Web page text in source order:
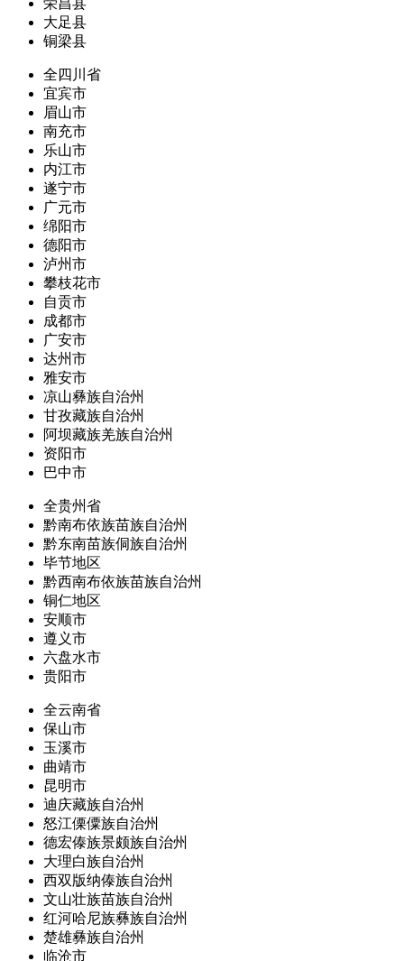
荣昌县
大足县
铜梁县
全四川省
宜宾市
眉山市
南充市
乐山市
内江市
遂宁市
广元市
绵阳市
德阳市
泸州市
攀枝花市
自贡市
成都市
广安市
达州市
雅安市
凉山彝族自治州
甘孜藏族自治州
阿坝藏族羌族自治州
资阳市
巴中市
全贵州省
黔南布依族苗族自治州
黔东南苗族侗族自治州
毕节地区
黔西南布依族苗族自治州
铜仁地区
安顺市
遵义市
六盘水市
贵阳市
全云南省
保山市
玉溪市
曲靖市
昆明市
迪庆藏族自治州
怒江傈僳族自治州
德宏傣族景颇族自治州
大理白族自治州
西双版纳傣族自治州
文山壮族苗族自治州
红河哈尼族彝族自治州
楚雄彝族自治州
临沧市